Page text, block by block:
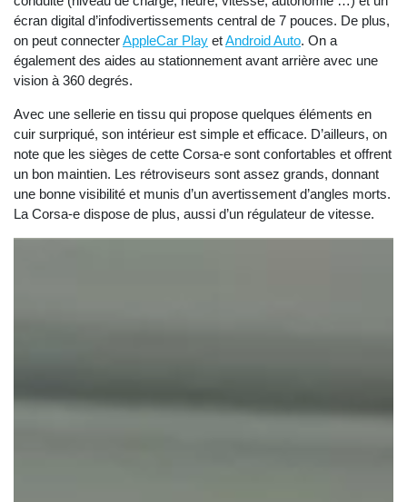
écran digital d’infodivertissements central de 7 pouces. De plus,
on peut connecterAppleCar Play etAndroid Auto. On a
également des aides au stationnement avant arrière avec une
vision à 360 degrés.
Avec une sellerie en tissu qui propose quelques éléments en
cuir surpriqué, son intérieur est simple et efficace. D’ailleurs, on
note que les sièges de cette Corsa-e sont confortables et offrent
un bon maintien. Les rétroviseurs sont assez grands, donnant
une bonne visibilité et munis d’un avertissement d’angles morts.
La Corsa-e dispose de plus, aussi d’un régulateur de vitesse.